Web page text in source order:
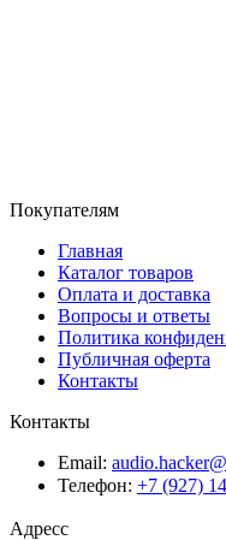
Покупателям
Главная
Каталог товаров
Оплата и доставка
Вопросы и ответы
Политика
Публичная оферта
Контакты
Контакты
Email:
Телефон: +7 (927)
Адресс